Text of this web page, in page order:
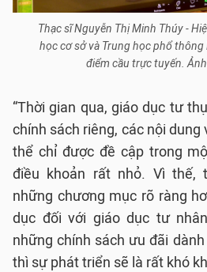
Thạc sĩ Nguyễn Thị Minh Thúy -
học cơ sở và Trung học phổ thông
điểm cầu trực tuyến.
“Thời gian qua, giáo dục tư
chính sách riêng, các nội
thể chỉ được đề cập trong
điều khoản rất nhỏ. Vì thế,
những chương mục rõ ràng
dục đối với giáo dục tư
những chính sách ưu đãi
thì sự phát triển sẽ là rất khó